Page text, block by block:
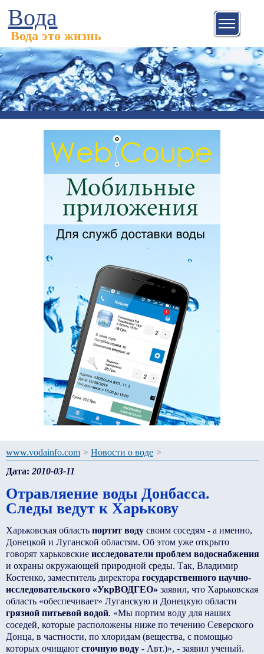
Вода
Вода это жизнь
www.vodainfo.com > Новости о воде >
Дата: 2010-03-11
Отравляение воды Донбасса.
Следы ведут к Харькову
Харьковская область портит воду своим соседям - а именно,
Донецкой и Луганской областям. Об этом уже открыто
говорят харьковские исследователи проблем водоснабжения
и охраны окружающей природной среды. Так, Владимир
Костенко, заместитель директора государственного научно-
исследовательского «УкрВОДГЕО» заявил, что Харьковская
область «обеспечивает» Луганскую и Донецкую области
грязной питьевой водой. «Мы портим воду для наших
соседей, которые расположены ниже по течению Северского
Донца, в частности, по хлоридам (вещества, с помощью
которых очищают сточную воду - Авт.)», - заявил ученый.